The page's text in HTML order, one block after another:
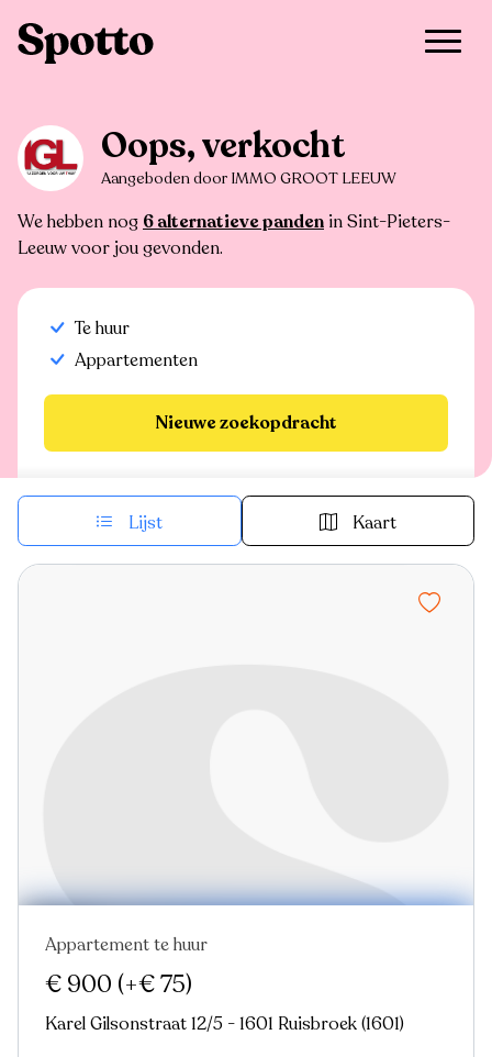
Oops, verkocht
Aangeboden door IMMO GROOT LEEUW
We hebben nog 6 alternatieve panden in Sint-Pieters-
Leeuw voor jou gevonden.
Te huur
Appartementen
Nieuwe zoekopdracht
Lijst Kaart
Nieuw
Appartement te huur
€ 900 (+€ 75)
Karel Gilsonstraat 12/5 - 1601 Ruisbroek (1601)